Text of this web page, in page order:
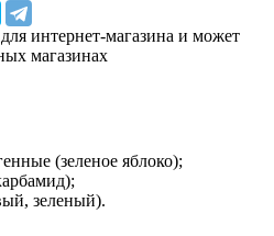
интернет-магазина и может
магазинах
(зеленое яблоко);
зеленый).